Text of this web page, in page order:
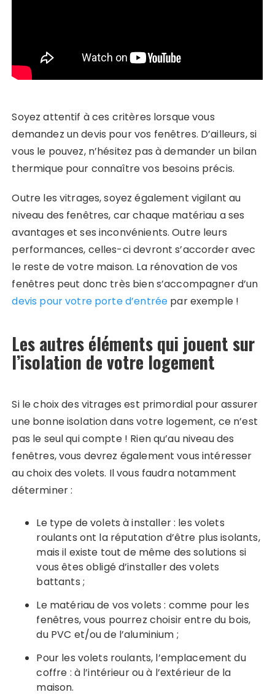
Soyez attentif à ces critères lorsque vous
demandez un devis pour vos fenêtres. D’ailleurs, si
vous le pouvez, n’hésitez pas à demander un bilan
thermique pour connaître vos besoins précis.
Outre les vitrages, soyez également vigilant au
niveau des fenêtres, car chaque matériau a ses
avantages et ses inconvénients. Outre leurs
performances, celles-ci devront s’accorder avec
le reste de votre maison. La rénovation de vos
fenêtres peut donc très bien s’accompagner d’un
devis pour votre porte d’entrée par exemple !
Les autres éléments qui jouent sur
l’isolation de votre logement
Si le choix des vitrages est primordial pour assurer
une bonne isolation dans votre logement, ce n’est
pas le seul qui compte ! Rien qu’au niveau des
fenêtres, vous devrez également vous intéresser
au choix des volets. Il vous faudra notamment
déterminer :
Le type de volets à installer : les volets
roulants ont la réputation d’être plus isolants,
mais il existe tout de même des solutions si
vous êtes obligé d’installer des volets
battants ;
Le matériau de vos volets : comme pour les
fenêtres, vous pourrez choisir entre du bois,
du PVC et/ou de l’aluminium ;
Pour les volets roulants, l’emplacement du
coffre : à l’intérieur ou à l’extérieur de la
maison.